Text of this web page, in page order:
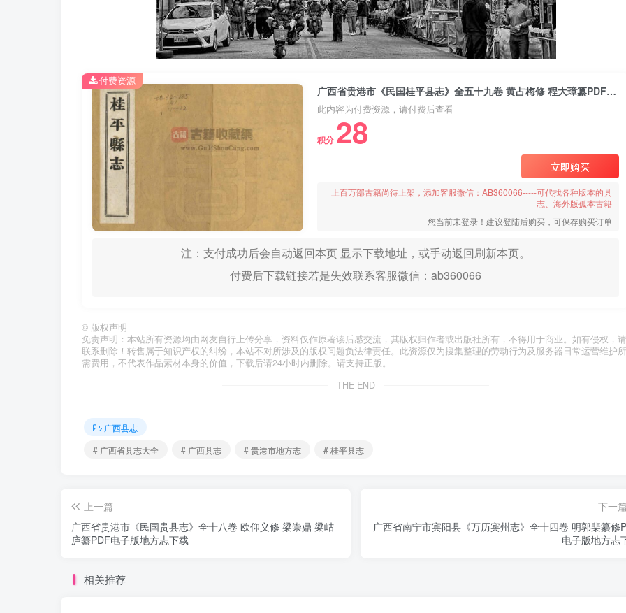
广西省贵港市《民国桂平县志》全五十九卷 黄占梅修 程大璋纂PDF电子版地方志下载
此内容为付费资源，请付费后查看
积分 28
立即购买
上百万部古籍尚待上架，添加客服微信：AB360066-----可代找各种版本的县
志、海外版孤本古籍
您当前未登录！建议登陆后购买，可保存购买订单
注：支付成功后会自动返回本页 显示下载地址，或手动返回刷新本页。
付费后下载链接若是失效联系客服微信：ab360066
付费资源
© 版权声明
免责声明：本站所有资源均由网友自行上传分享，资料仅作原著读后感交流，其版权归作者或出版社所有，不得用于商业。如有侵权，请
联系删除！转售属于知识产权的纠纷，本站不对所涉及的版权问题负法律责任。此资源仅为搜集整理的劳动行为及服务器日常运营维护所
需费用，不代表作品素材本身的价值，下载后请24小时内删除。请支持正版。
THE END
广西县志
# 广西省县志大全
# 广西县志 # 贵港市地方志 # 桂平县志
上一篇
广西省贵港市《民国贵县志》全十八卷 欧仰义修 梁崇鼎 梁岵
庐纂PDF电子版地方志下载
下一
广西省南宁市宾阳县《万历宾州志》全十四卷 明郭棐纂修
电子版地方志
相关推荐